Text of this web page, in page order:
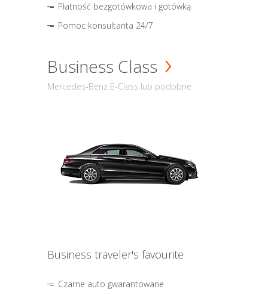
Płatność bezgotówkowa i gotówką
Pomoc konsultanta 24/7
Business Class
Mercedes-Benz E-Class lub podobne
Business traveler's favourite
Czarne auto gwarantowane